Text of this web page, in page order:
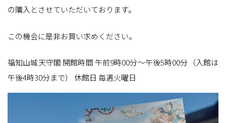
の購入とさせていただいております。
この機会に是非お買い求めください。
福知山城天守閣 開館時間 午前9時00分〜午後5時00分（入館は
午後4時30分まで） 休館日 毎週火曜日